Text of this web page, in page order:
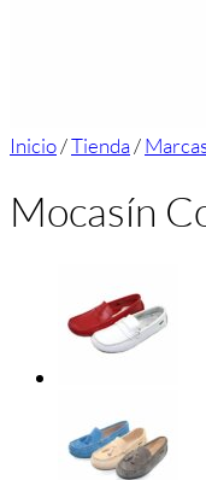
Inicio/Tienda/
Mocasín